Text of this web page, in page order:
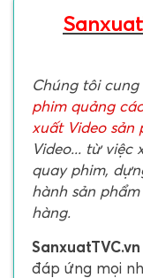
Chúng tôi
phim quảng
xuất Video sản
Video... từ việc
quay phim,
hành sản
hàng.
SanxuatTVC.vn
đáp ứng mọi